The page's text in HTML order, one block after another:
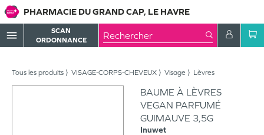
PHARMACIE DU GRAND CAP, LE HAVRE
menu
SCAN
ORDONNANCE
Tous les produits VISAGE-CORPS-CHEVEUX Visage Lèvres
BAUME À LÈVRES
VEGAN PARFUMÉ
GUIMAUVE 3,5G
Inuwet